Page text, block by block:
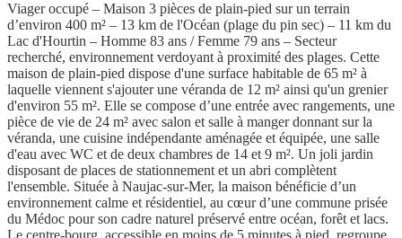
Viager occupé – Maison 3 pièces de plain-pied sur un terrain
d’environ 400 m² – 13 km de l'Océan (plage du pin sec) – 11 km du
Lac d'Hourtin – Homme 83 ans / Femme 79 ans – Secteur
recherché, environnement verdoyant à proximité des plages. Cette
maison de plain-pied dispose d'une surface habitable de 65 m² à
laquelle viennent s'ajouter une véranda de 12 m² ainsi qu'un grenier
d'environ 55 m². Elle se compose d’une entrée avec rangements, une
pièce de vie de 24 m² avec salon et salle à manger donnant sur la
véranda, une cuisine indépendante aménagée et équipée, une salle
d'eau avec WC et de deux chambres de 14 et 9 m². Un joli jardin
disposant de places de stationnement et un abri complètent
l'ensemble. Située à Naujac-sur-Mer, la maison bénéficie d’un
environnement calme et résidentiel, au cœur d’une commune prisée
du Médoc pour son cadre naturel préservé entre océan, forêt et lacs.